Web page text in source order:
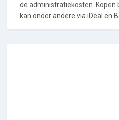
de administratiekosten. Kopen
kan onder andere via iDeal en